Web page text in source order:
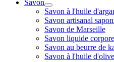
Savon
Savon à l'huile
Savon artisanal
Savon de Marseille
Savon liquide
Savon au beurre de
Savon à l'huile d'olive